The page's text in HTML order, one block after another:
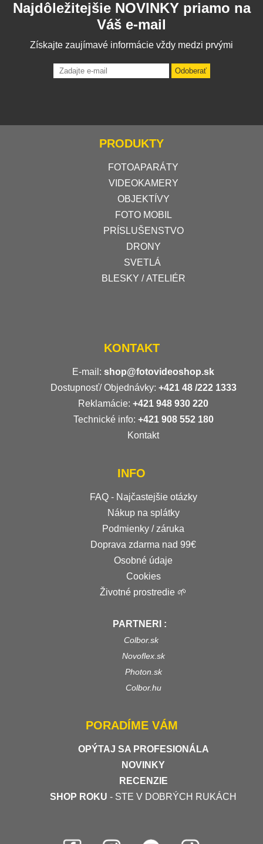
Najdôležitejšie NOVINKY priamo na
Váš e-mail
Získajte zaujímavé informácie vždy medzi prvými
Odoberať
PRODUKTY
FOTOAPARÁTY
VIDEOKAMERY
OBJEKTÍVY
FOTO MOBIL
PRÍSLUŠENSTVO
DRONY
SVETLÁ
BLESKY / ATELIÉR
KONTAKT
E-mail: shop@fotovideoshop.sk
Dostupnosť/ Objednávky: +421 48 /222 1333
Reklamácie: +421 948 930 220
Technické info: +421 908 552 180
Kontakt
INFO
FAQ - Najčastejšie otázky
Nákup na splátky
Podmienky / záruka
Doprava zdarma nad 99€
Osobné údaje
Cookies
Životné prostredie 🌱
PARTNERI :
Colbor.sk
Novoflex.sk
Photon.sk
Colbor.hu
PORADÍME VÁM
OPÝTAJ SA PROFESIONÁLA
NOVINKY
RECENZIE
SHOP ROKU - STE V DOBRÝCH RUKÁCH